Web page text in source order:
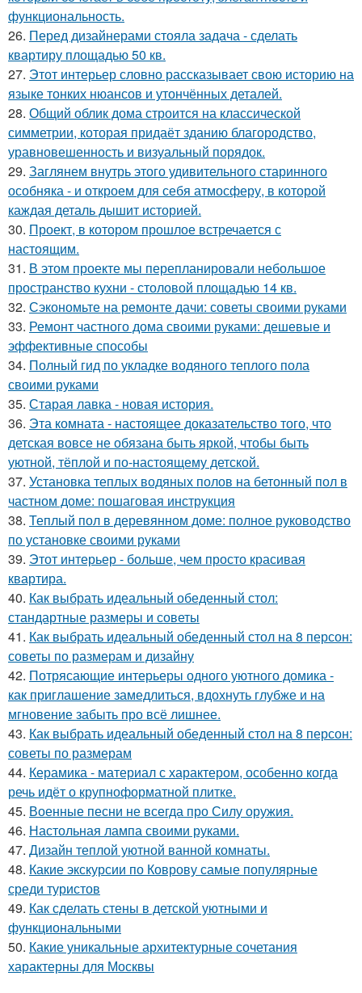
функциональность.
26. Перед дизайнерами стояла задача - сделать
квартиру площадью 50 кв.
27. Этот интерьер словно рассказывает свою историю на
языке тонких нюансов и утончённых деталей.
28. Общий облик дома строится на классической
симметрии, которая придаёт зданию благородство,
уравновешенность и визуальный порядок.
29. Заглянем внутрь этого удивительного старинного
особняка - и откроем для себя атмосферу, в которой
каждая деталь дышит историей.
30. Проект, в котором прошлое встречается с
настоящим.
31. В этом проекте мы перепланировали небольшое
пространство кухни - столовой площадью 14 кв.
32. Сэкономьте на ремонте дачи: советы своими руками
33. Ремонт частного дома своими руками: дешевые и
эффективные способы
34. Полный гид по укладке водяного теплого пола
своими руками
35. Старая лавка - новая история.
36. Эта комната - настоящее доказательство того, что
детская вовсе не обязана быть яркой, чтобы быть
уютной, тёплой и по-настоящему детской.
37. Установка теплых водяных полов на бетонный пол в
частном доме: пошаговая инструкция
38. Теплый пол в деревянном доме: полное руководство
по установке своими руками
39. Этот интерьер - больше, чем просто красивая
квартира.
40. Как выбрать идеальный обеденный стол:
стандартные размеры и советы
41. Как выбрать идеальный обеденный стол на 8 персон:
советы по размерам и дизайну
42. Потрясающие интерьеры одного уютного домика -
как приглашение замедлиться, вдохнуть глубже и на
мгновение забыть про всё лишнее.
43. Как выбрать идеальный обеденный стол на 8 персон:
советы по размерам
44. Керамика - материал с характером, особенно когда
речь идёт о крупноформатной плитке.
45. Военные песни не всегда про Силу оружия.
46. Настольная лампа своими руками.
47. Дизайн теплой уютной ванной комнаты.
48. Какие экскурсии по Коврову самые популярные
среди туристов
49. Как сделать стены в детской уютными и
функциональными
50. Какие уникальные архитектурные сочетания
характерны для Москвы